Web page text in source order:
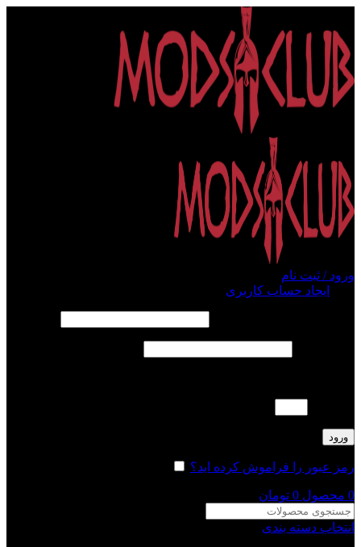
ورود / ثبت نام
ایجاد حساب کاربری
ورود
رمز عبور را فراموش کرده اید؟
0 محصول 0 تومان
انتخاب دسته بندی